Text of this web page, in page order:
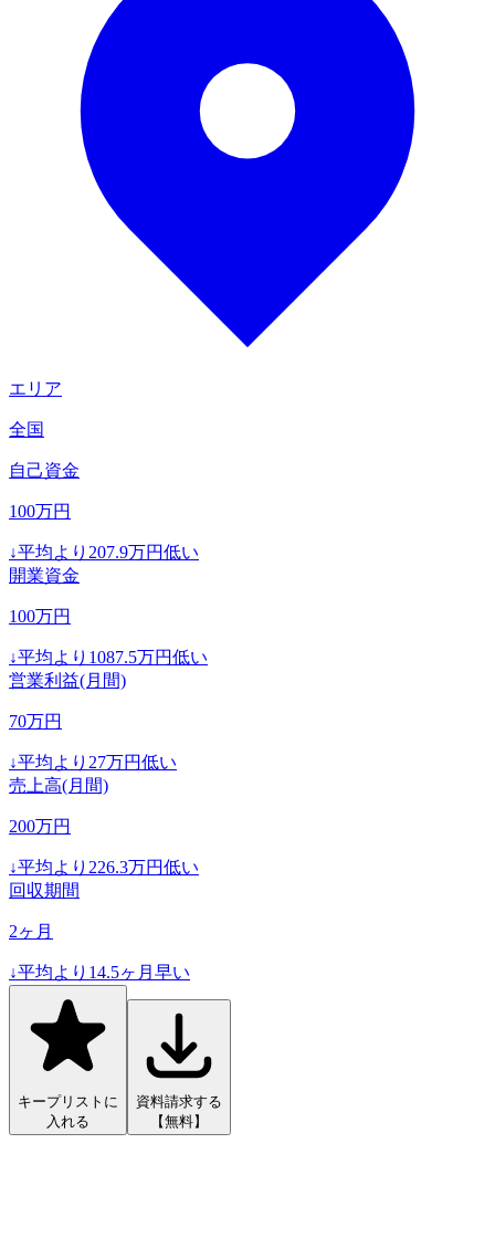
エリア
全国
自己資金
100万円
↓平均より 207.9万円低い
開業資金
100万円
↓平均より 1087.5万円低い
営業利益(月間)
70万円
↓平均より 27万円低い
売上高(月間)
200万円
↓平均より 226.3万円低い
回収期間
2ヶ月
↓平均より 14.5ヶ月早い
キープリストに
入れる
資料請求する
【無料】